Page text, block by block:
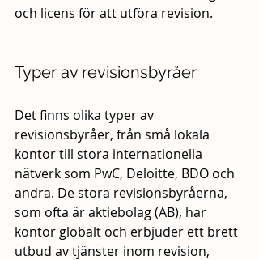
och licens för att utföra revision.
Typer av revisionsbyråer
Det finns olika typer av
revisionsbyråer, från små lokala
kontor till stora internationella
nätverk som PwC, Deloitte, BDO och
andra. De stora revisionsbyråerna,
som ofta är aktiebolag (AB), har
kontor globalt och erbjuder ett brett
utbud av tjänster inom revision,